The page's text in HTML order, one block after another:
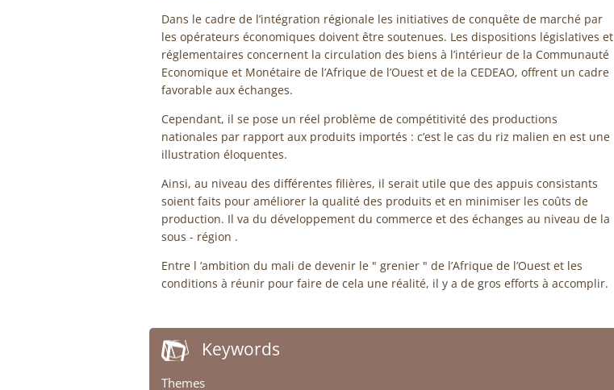
Dans le cadre de l’intégration régionale les initiatives de conquête de marché par
les opérateurs économiques doivent être soutenues. Les dispositions législatives et
réglementaires concernent la circulation des biens à l’intérieur de la Communauté
Economique et Monétaire de l’Afrique de l’Ouest et de la CEDEAO, offrent un cadre
favorable aux échanges.
Cependant, il se pose un réel problème de compétitivité des productions
nationales par rapport aux produits importés : c’est le cas du riz malien en est une
illustration éloquentes.
Ainsi, au niveau des différentes filières, il serait utile que des appuis consistants
soient faits pour améliorer la qualité des produits et en minimiser les coûts de
production. Il va du développement du commerce et des échanges au niveau de la
sous - région .
Entre l ’ambition du mali de devenir le " grenier " de l’Afrique de l’Ouest et les
conditions à réunir pour faire de cela une réalité, il y a de gros efforts à accomplir.
Keywords
Themes